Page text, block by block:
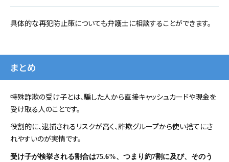
具体的な再犯防止策についても弁護士に相談することができます。
まとめ
特殊詐欺の受け子とは、騙した人から直接キャッシュカードや現金を
受け取る人のことです。
役割的に、逮捕されるリスクが高く、詐欺グループから使い捨てにさ
れやすいのが実情です。
受け子が検挙される割合は75.6%、つまり約7割に及び、そのう